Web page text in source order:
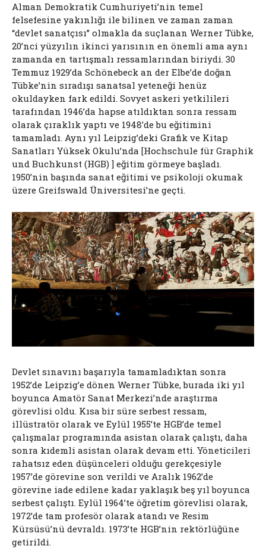
Alman Demokratik Cumhuriyeti’nin temel
felsefesine yakınlığı ile bilinen ve zaman zaman
“devlet sanatçısı” olmakla da suçlanan Werner Tübke,
20’nci yüzyılın ikinci yarısının en önemli ama aynı
zamanda en tartışmalı ressamlarından biriydi. 30
Temmuz 1929’da Schönebeck an der Elbe’de doğan
Tübke’nin sıradışı sanatsal yeteneği henüz
okuldayken fark edildi. Sovyet askeri yetkilileri
tarafından 1946’da hapse atıldıktan sonra ressam
olarak çıraklık yaptı ve 1948’de bu eğitimini
tamamladı. Aynı yıl Leipzig’deki Grafik ve Kitap
Sanatları Yüksek Okulu’nda [Hochschule für Graphik
und Buchkunst (HGB) ] eğitim görmeye başladı.
1950’nin başında sanat eğitimi ve psikoloji okumak
üzere Greifswald Üniversitesi’ne geçti.
Devlet sınavını başarıyla tamamladıktan sonra
1952’de Leipzig’e dönen Werner Tübke, burada iki yıl
boyunca Amatör Sanat Merkezi’nde araştırma
görevlisi oldu. Kısa bir süre serbest ressam,
illüstratör olarak ve Eylül 1955’te HGB’de temel
çalışmalar programında asistan olarak çalıştı, daha
sonra kıdemli asistan olarak devam etti. Yöneticileri
rahatsız eden düşünceleri olduğu gerekçesiyle
1957’de görevine son verildi ve Aralık 1962’de
görevine iade edilene kadar yaklaşık beş yıl boyunca
serbest çalıştı. Eylül 1964’te öğretim görevlisi olarak,
1972’de tam profesör olarak atandı ve Resim
Kürsüsü’nü devraldı. 1973’te HGB’nin rektörlüğüne
getirildi.